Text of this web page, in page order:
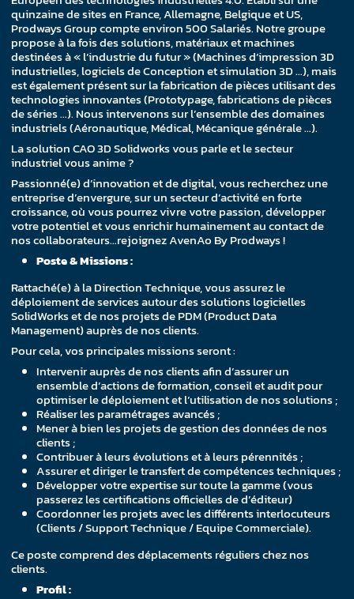
quinzaine de sites en France, Allemagne, Belgique et US,
Prodways Group compte environ 500 Salariés. Notre groupe
propose à la fois des solutions, matériaux et machines
destinées à « l’industrie du futur » (Machines d’impression 3D
industrielles, logiciels de Conception et simulation 3D …), mais
est également présent sur la fabrication de pièces utilisant des
technologies innovantes (Prototypage, fabrications de pièces
de séries …). Nous intervenons sur l’ensemble des domaines
industriels (Aéronautique, Médical, Mécanique générale …).
La solution CAO 3D Solidworks vous parle et le secteur
industriel vous anime ?
Passionné(e) d’innovation et de digital, vous recherchez une
entreprise d’envergure, sur un secteur d’activité en forte
croissance, où vous pourrez vivre votre passion, développer
votre potentiel et vous enrichir humainement au contact de
nos collaborateurs…rejoignez AvenAo By Prodways !
Poste & Missions :
Rattaché(e) à la Direction Technique, vous assurez le
déploiement de services autour des solutions logicielles
SolidWorks et de nos projets de PDM (Product Data
Management) auprès de nos clients.
Pour cela, vos principales missions seront :
Intervenir auprès de nos clients afin d’assurer un
ensemble d’actions de formation, conseil et audit pour
optimiser le déploiement et l’utilisation de nos solutions ;
Réaliser les paramétrages avancés ;
Mener à bien les projets de gestion des données de nos
clients ;
Contribuer à leurs évolutions et à leurs pérennités ;
Assurer et diriger le transfert de compétences techniques ;
Développer votre expertise sur toute la gamme (vous
passerez les certifications officielles de d’éditeur)
Coordonner les projets avec les différents interlocuteurs
(Clients / Support Technique / Equipe Commerciale).
Ce poste comprend des déplacements réguliers chez nos
clients.
Profil :